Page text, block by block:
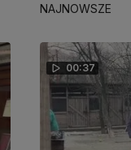
NAJNOWSZE
00:37